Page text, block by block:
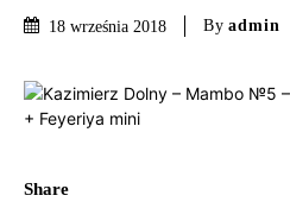
18 września 2018 By admin
Share